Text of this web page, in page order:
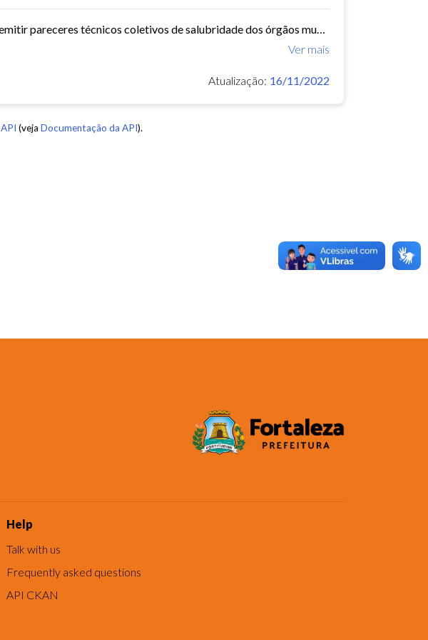
O Núcleo de Insalubridade tem como objetivo emitir pareceres técnicos coletivos de salubridade dos órgãos municipais e pareceres técnicos individuais dos servidores que postulem...
Ver mais
Atualização: 16/11/2022
API (veja Documentação da API).
Help
Talk with us
Frequently asked questions
API CKAN